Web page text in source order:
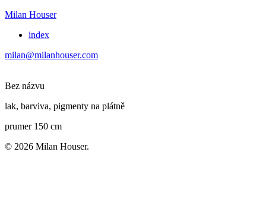
Milan Houser
index
milan@milanhouser.com
Bez názvu
lak, barviva, pigmenty na plátně
prumer 150 cm
© 2026 Milan Houser.